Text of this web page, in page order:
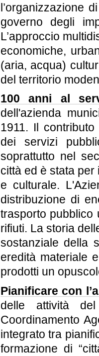
l’organizzazione
governo degli
L’approccio
economiche,
(aria, acqua)
del territorio
100 anni al
dell'azienda
1911. Il
dei servizi
soprattutto nel
città ed è stata
e culturale.
distribuzione di
trasporto pubblico
rifiuti. La storia
sostanziale della
eredità materiale
prodotti un
Pianificare con
delle attività
Coordinamento
integrato tra
formazione di